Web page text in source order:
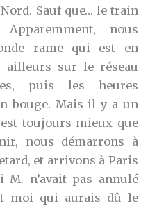
Sauf que… le train
nous
rame qui est en
ailleurs sur le réseau
puis les heures
bouge. Mais il y a un
toujours mieux que
nous démarrons à
et arrivons à Paris
M. n’avait pas annulé
moi qui aurais dû le